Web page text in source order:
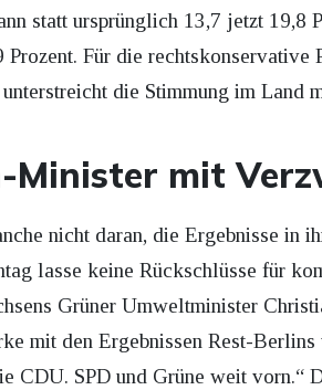
statt ursprünglich 13,7 jetzt 19,8
Prozent. Für die
die Stimmung im Land
Minister mit
nicht daran, die Ergebnisse in
lasse keine Rückschlüsse für
Grüner Umweltminister
mit den Ergebnissen Rest-
CDU. SPD und Grüne weit vorn.“